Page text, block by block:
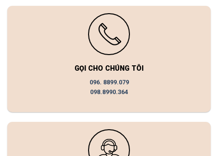
GỌI CHO CHÚNG TÔI
096. 8899.079
098.8990.364